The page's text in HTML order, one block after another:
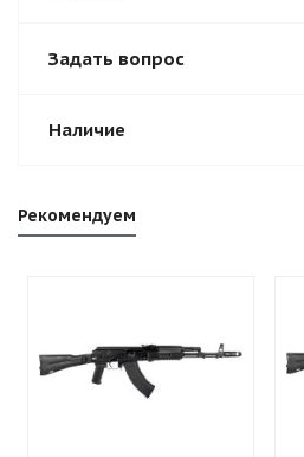
Задать вопрос
Наличие
Рекомендуем